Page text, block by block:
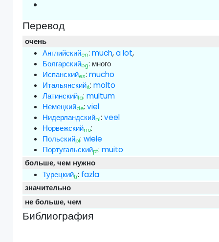
Перевод
очень
Английскийen:much,a lot,
Болгарскийbg: много
Испанскийes:mucho
Итальянскийit:molto
Латинскийla:multum
Немецкийde:viel
Нидерландскийnl:veel
Норвежскийno:
Польскийpl:wiele
Португальскийpt:muito
больше, чем нужно
Турецкийtr: fazla
значительно
не больше, чем
Библиография